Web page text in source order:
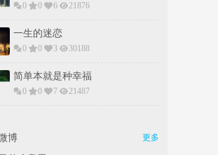
0 0 6 21876
一生的迷恋
0 0 3 30188
简单本就是种幸福
0 0 7 21487
博 更多